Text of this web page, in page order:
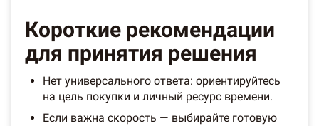
Короткие рекомендации
для принятия решения
Нет универсального ответа: ориентируйтесь
на цель покупки и личный ресурс времени.
Если важна скорость — выбирайте готовую